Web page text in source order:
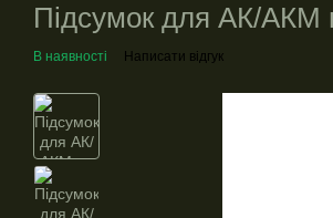
Підсумок для АК/АКМ
В наявності Написати відгук